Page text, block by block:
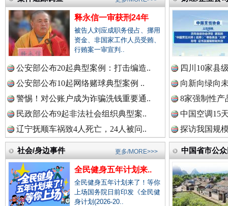
中国公民新闻网.
中国公共新闻网.
中国法制新闻网.
中国法治新闻网.
巳巳如意，开工大吉！ 三轮
“后车司机肯定在骂我” 全民健
释永信一审获刑24年
被告人刘应成职务侵占、挪用
资金、非国家工作人员受贿、
行贿案一审宣判..
公安部公布20起典型案例：打击编造..
公安部公布10起网络赌球典型案例 ..
警惕！对公账户成为诈骗洗钱重要通..
民政部公布9起非法社会组织典型案..
辽宁抚顺车祸致4人死亡，24人被问..
四川10家县
向新向绿向
8家强制性产
中国空调15
探访我国规
社会/身边事件
全民健身五年计划来..
全民健身五年计划来了！等你
上场国务院日前印发《全民健
身计划(2026-20..
更多/MORE>>> 中国省市公